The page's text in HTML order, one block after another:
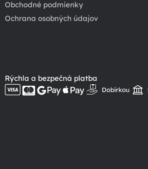
Obchodné podmienky
Ochrana osobných údajov
Rýchla a bezpečná platba